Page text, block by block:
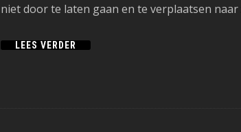
niet door te laten gaan en te verplaatsen
LEES VERDER